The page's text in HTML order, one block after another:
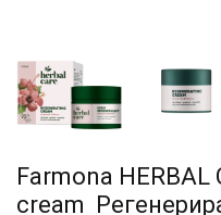
Farmona HERBAL
cream